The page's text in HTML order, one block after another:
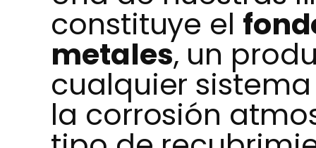
constituye el
metales, un
cualquier
la corrosión